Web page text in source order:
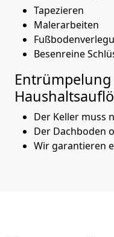
Tapezieren
Malerarbeiten
Besenreine
Der Keller muss
Der Dachboden
Wir garantieren